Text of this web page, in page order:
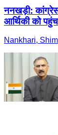
ननखड़ी:
आर्थिकी को
Nankhari,